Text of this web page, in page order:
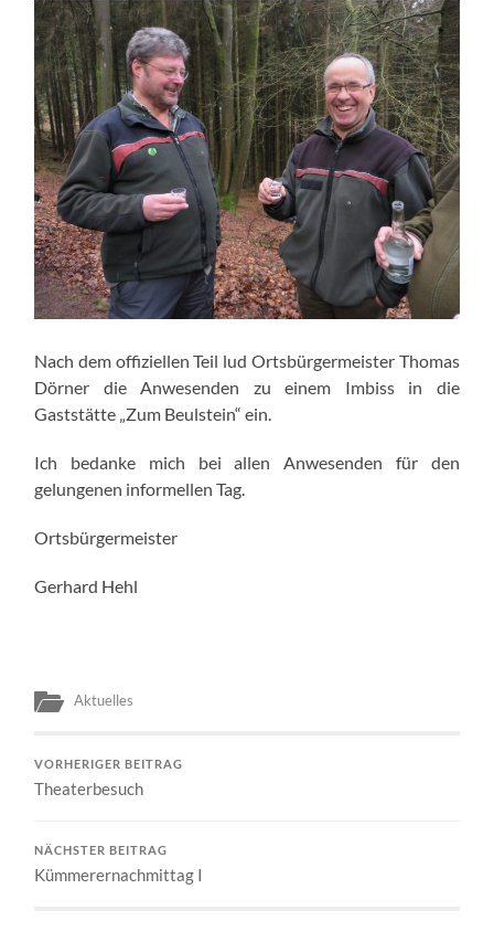
Nach dem offiziellen Teil lud Ortsbürgermeister Thomas
Dörner die Anwesenden zu einem Imbiss in die
Gaststätte „Zum Beulstein“ ein.
Ich bedanke mich bei allen Anwesenden für den
gelungenen informellen Tag.
Ortsbürgermeister
Gerhard Hehl
Aktuelles
VORHERIGER BEITRAG
Theaterbesuch
NÄCHSTER BEITRAG
Kümmerernachmittag I